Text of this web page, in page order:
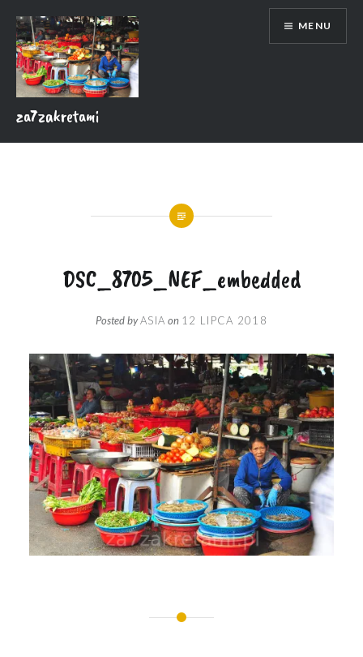
content
za7zakretami
MENU
DSC_8705_NEF_embedded
Posted byASIA on 12 LIPCA 2018